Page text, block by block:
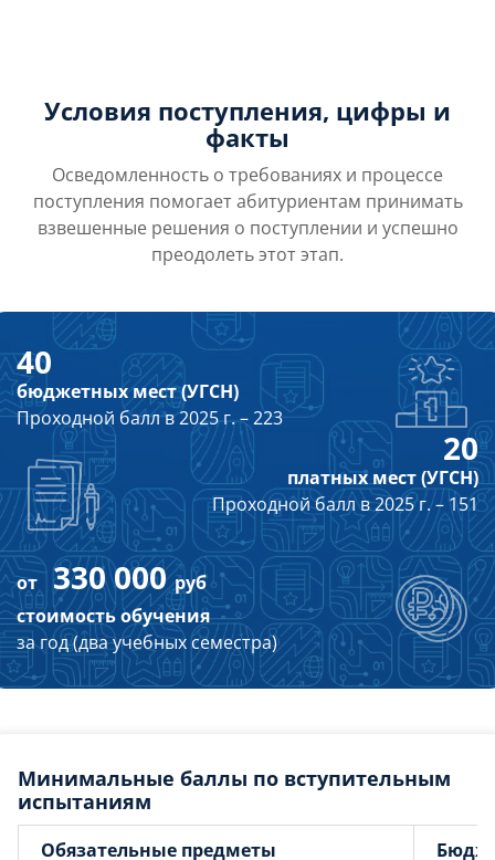
Условия поступления, цифры и
факты
Осведомленность о требованиях и процессе
поступления помогает абитуриентам принимать
взвешенные решения о поступлении и успешно
преодолеть этот этап.
40
бюджетных мест (УГСН)
Проходной балл в 2025 г. – 223
20
платных мест (УГСН)
Проходной балл в 2025 г. – 151
от 330 000руб
стоимость обучения
за год (два учебных семестра)
Минимальные баллы по вступительным
испытаниям
Обязательные предметы